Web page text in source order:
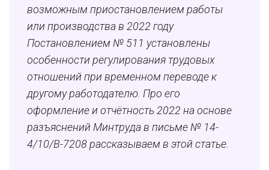
возможным приостановлением работы
или производства в 2022 году
Постановлением № 511 установлены
особенности регулирования трудовых
отношений при временном переводе к
другому работодателю. Про его
оформление и отчётность 2022 на основе
разъяснений Минтруда в письме № 14-
4/10/В-7208 рассказываем в этой статье.